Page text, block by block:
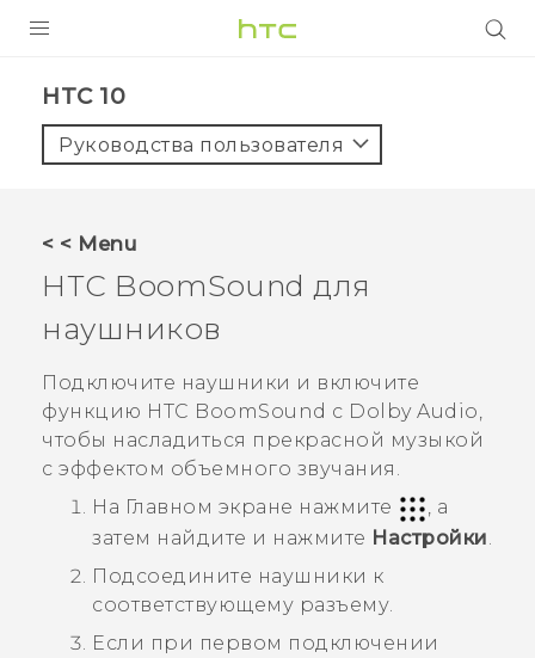
5G
VIVERSE
ПОДДЕРЖКА
HTC 10‎
Руководства пользователя
< < Menu
HTC BoomSound для
наушников
Подключите наушники и включите
функцию HTC BoomSound с Dolby Audio,
чтобы насладиться прекрасной музыкой
с эффектом объемного звучания.
На Главном экране нажмите
, а
затем найдите и нажмите Настройки
Подсоедините наушники к
соответствующему разъему.
Если при первом подключении